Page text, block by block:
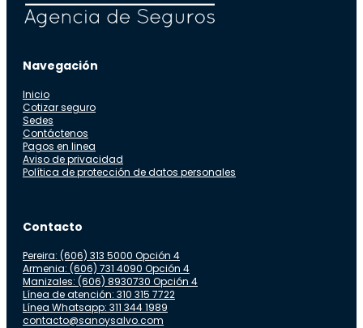
Navegación
Inicio
Cotizar seguro
Sedes
Contáctenos
Pagos en linea
Aviso de privacidad
Política de protección de datos personales
Contacto
Pereira: (606) 313 5000 Opción 4
Armenia: (606) 731 4090 Opción 4
Manizales: (606) 8930730 Opción 4
Línea de atención: 310 315 7722
Línea Whatsapp: 311 344 1989
contacto@sanoysalvo.com